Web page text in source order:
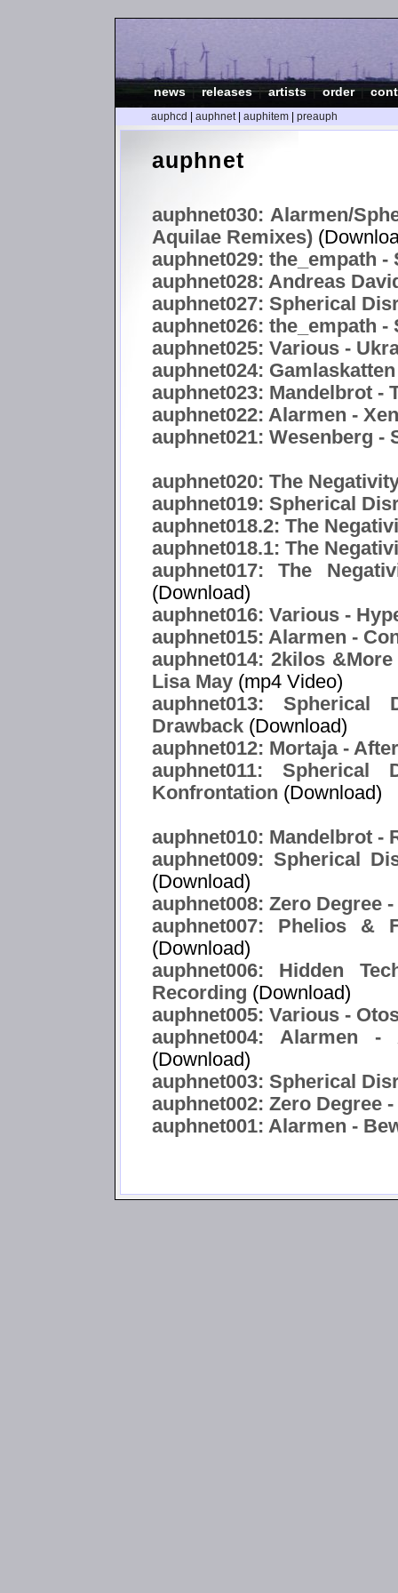
news |releases|artists|order|
auphcd auphnet| auphitem preauph
auphnet
auphnet030: Alarmen/
Aquilae Remixes)
auphnet029: the_empath -
auphnet028: Andreas
auphnet027: Spherical
auphnet026: the_empath -
auphnet025: Various -
auphnet024:
auphnet023: Mandelbrot -
auphnet022: Alarmen -
auphnet021: Wesenberg -
auphnet020: The
auphnet019: Spherical
auphnet018.2: The
auphnet018.1: The
auphnet017: The
(Download)
auphnet016: Various -
auphnet015: Alarmen -
auphnet014: 2kilos
Lisa May (mp4 Video)
auphnet013:
Drawback (Download)
auphnet012: Mortaja -
auphnet011:
Konfrontation (Download)
auphnet010: Mandelbrot -
auphnet009: Spherical
(Download)
auphnet008: Zero Degree
auphnet007: Phelios &
(Download)
auphnet006: Hidden
Recording (Download)
auphnet005: Various -
auphnet004:
(Download)
auphnet003: Spherical
auphnet002: Zero Degree
auphnet001: Alarmen -